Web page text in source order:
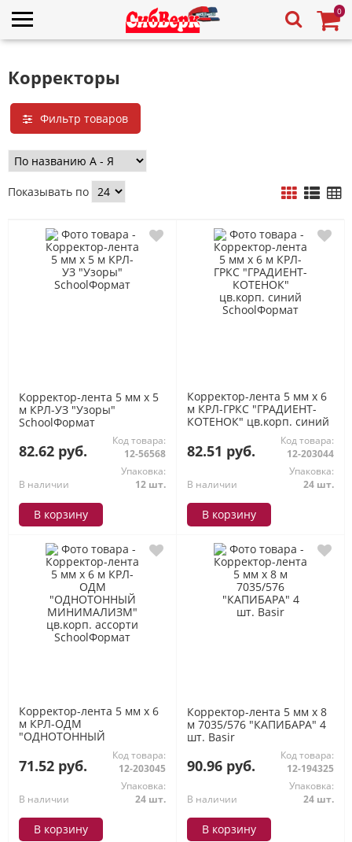
0
Корректоры
Фильтр товаров
Показывать по
Корректор-лента 5 мм х 5
м КРЛ-УЗ "Узоры"
SchoolФормат
82.62 руб.
Код товара:
12-56568
В наличии
Упаковка:
12 шт.
В корзину
Корректор-лента 5 мм х 6
м КРЛ-ГРКС "ГРАДИЕНТ-
КОТЕНОК" цв.корп. синий
82.51 руб.
Код товара:
12-203044
В наличии
Упаковка:
24 шт.
В корзину
Корректор-лента 5 мм х 6
м КРЛ-ОДМ
"ОДНОТОННЫЙ
МИНИМАЛИЗМ" цв.корп.
ассорти SchoolФормат
71.52 руб.
Код товара:
12-203045
В наличии
Упаковка:
24 шт.
В корзину
Корректор-лента 5 мм х 8
м 7035/576 "КАПИБАРА" 4
шт. Basir
90.96 руб.
Код товара:
12-194325
В наличии
Упаковка:
24 шт.
В корзину